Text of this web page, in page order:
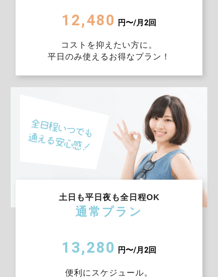
12,480 円〜/月2回
コストを抑えたい方に。
平日のみ使えるお得なプラン！
土日も平日夜も全日程OK
通常プラン
13,280 円〜/月2回
便利にスケジュール。